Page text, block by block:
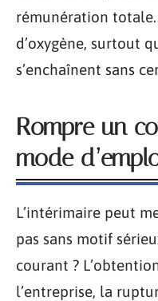
rémunération
d’oxygène, surtout
s’enchaînent sans
Rompre un
mode
L’intérimaire peut
pas sans motif
courant ?
l’entreprise, la